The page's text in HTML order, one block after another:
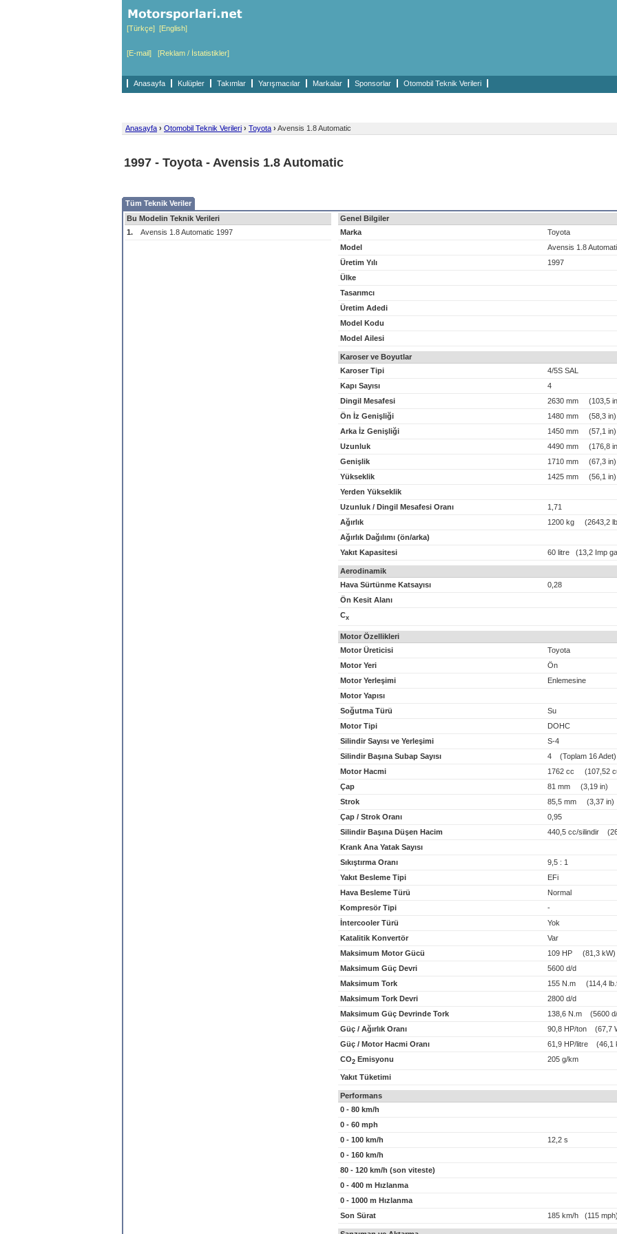
[Türkçe] [English]
[E-mail] [Reklam / İstatistikler]
Anasayfa Kulüpler Takımlar Yarışmacılar Markalar Sponsorlar Otomobil Teknik Verileri
Anasayfa › Otomobil Teknik Verileri › Toyota › Avensis 1.8 Automatic
1997 - Toyota - Avensis 1.8 Automatic
Tüm Teknik Veriler
Bu Modelin Teknik Verileri
1.
Avensis 1.8 Automatic 1997
Genel Bilgiler
Marka
Toyota
Model
Avensis 1.8
Üretim Yılı
1997
Ülke
Tasarımcı
Üretim Adedi
Model Kodu
Model Ailesi
Karoser ve Boyutlar
Karoser Tipi
4/5S SAL
Kapı Sayısı
4
Dingil Mesafesi
2630 mm (103,5
Ön İz Genişliği
1480 mm (58,3 in)
Arka İz Genişliği
1450 mm (57,1 in)
Uzunluk
4490 mm (176,8
Genişlik
1710 mm (67,3 in)
Yükseklik
1425 mm (56,1 in)
Yerden Yükseklik
Uzunluk / Dingil Mesafesi Oranı
1,71
Ağırlık
1200 kg (2643,2
Ağırlık Dağılımı (ön/arka)
Yakıt Kapasitesi
60 litre (13,2 Imp
Aerodinamik
Hava Sürtünme Katsayısı
0,28
Ön Kesit Alanı
Cx
Motor Özellikleri
Motor Üreticisi
Toyota
Motor Yeri
Ön
Motor Yerleşimi
Enlemesine
Motor Yapısı
Soğutma Türü
Su
Motor Tipi
DOHC
Silindir Sayısı ve Yerleşimi
S-4
Silindir Başına Subap Sayısı
4 (Toplam 16 Adet)
Motor Hacmi
1762 cc (107,52
Çap
81 mm (3,19 in)
Strok
85,5 mm (3,37 in)
Çap / Strok Oranı
0,95
Silindir Başına Düşen Hacim
440,5 cc/silindir
Krank Ana Yatak Sayısı
Sıkıştırma Oranı
9,5 : 1
Yakıt Besleme Tipi
EFi
Hava Besleme Türü
Normal
Kompresör Tipi
-
İntercooler Türü
Yok
Katalitik Konvertör
Var
Maksimum Motor Gücü
109 HP (81,3 kW)
Maksimum Güç Devri
5600 d/d
Maksimum Tork
155 N.m (114,4
Maksimum Tork Devri
2800 d/d
Maksimum Güç Devrinde Tork
138,6 N.m (5600
Güç / Ağırlık Oranı
90,8 HP/ton (67,7
Güç / Motor Hacmi Oranı
61,9 HP/litre (46,1
CO2 Emisyonu 205 g/km
Yakıt Tüketimi
Performans
0 - 80 km/h
0 - 60 mph
0 - 100 km/h
12,2 s
0 - 160 km/h
80 - 120 km/h (son viteste)
0 - 400 m Hızlanma
0 - 1000 m Hızlanma
Son Sürat
185 km/h (115 mph)